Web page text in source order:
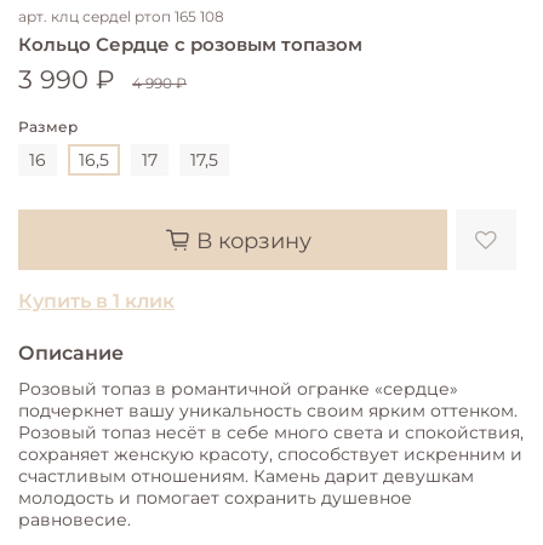
арт. клц сердel ртоп 165 108
Кольцо Сердце с розовым топазом
3 990 ₽ 4 990 ₽
Размер
16 16,5 17 17,5
В корзину
Купить в 1 клик
Описание
Розовый топаз в романтичной огранке «сердце»
подчеркнет вашу уникальность своим ярким оттенком.
Розовый топаз несёт в себе много света и спокойствия,
сохраняет женскую красоту, способствует искренним и
счастливым отношениям. Камень дарит девушкам
молодость и помогает сохранить душевное
равновесие.